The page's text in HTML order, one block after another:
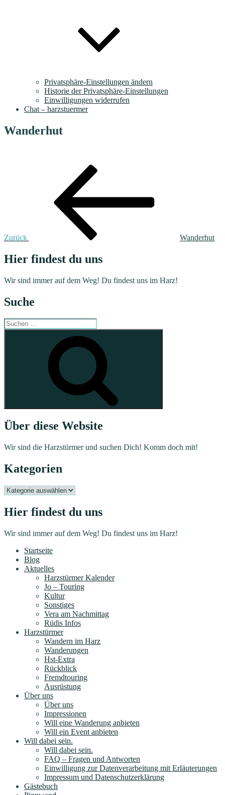
Privatsphäre-Einstellungen ändern
Historie der Privatsphäre-Einstellungen
Einwilligungen widerrufen
Chat – harzstuermer
Wanderhut
Beitragsnavigation
Zurück Wanderhut
Hier findest du uns
Wir sind immer auf dem Weg! Du findest uns im Harz!
Suche
Suchen
nach:
Über diese Website
Wir sind die Harzstürmer und suchen Dich! Komm doch mit!
Kategorien
Kategorien
Hier findest du uns
Wir sind immer auf dem Weg! Du findest uns im Harz!
Startseite
Blog
Aktuelles
Harzstürmer Kalender
Jo – Touring
Kultur
Sonstiges
Vera am Nachmittag
Rüdis Infos
Harzstürmer
Wandern im Harz
Wanderungen
Hst-Extra
Rückblick
Fremdtouring
Ausrüstung
Über uns
Über uns
Impressionen
Will eine Wanderung anbieten
Will ein Event anbieten
Will dabei sein.
Will dabei sein.
FAQ – Fragen und Antworten
Einwilligung zur Datenverarbeitung mit Erläuterungen
Impressum und Datenschutzerklärung
Gästebuch